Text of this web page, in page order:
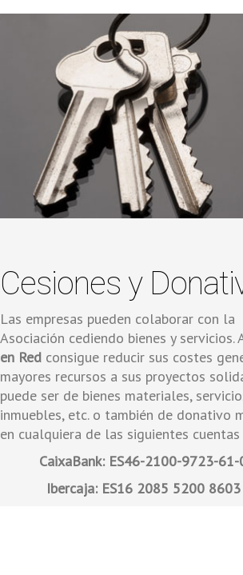
Cesiones y
Las empresas pueden colaborar con la
Asociación cediendo bienes y servicios.
en Red consigue reducir sus costes
mayores recursos a sus proyectos
puede ser de bienes materiales,
inmuebles, etc. o también de donativo
en cualquiera de las siguientes cuentas
CaixaBank: ES46-2100-9723-
Ibercaja: ES16 2085 5200